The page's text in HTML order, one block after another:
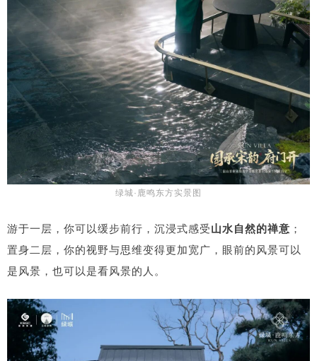
绿城·鹿鸣东方实景图
游于一层，你可以缓步前行，沉浸式感受山水自然的禅意 ；
置身二层，你的视野与思维变得更加宽广，眼前的风景可以
是风景，也可以是看风景的人。